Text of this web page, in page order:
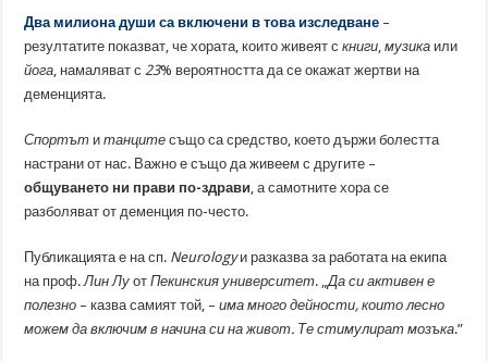
Два милиона души са включени в това изследване –
резултатите показват, че хората, които живеят скниги,музика или
йога, намаляват с23% вероятността да се окажат жертви на
деменцията.
Спортът итанците също са средство, което държи болестта
настрани от нас. Важно е също да живеем с другите –
общуването ни прави по-здрави, а самотните хора се
разболяват от деменция по-често.
Публикацията е на сп. Neurologyи разказва за работата на екипа
на проф.Лин Лу отПекинския университет. „Да си активен е
полезно – казва самият той, –има много дейности, които лесно
можем да включим в начина си на живот. Те стимулират мозъка.”